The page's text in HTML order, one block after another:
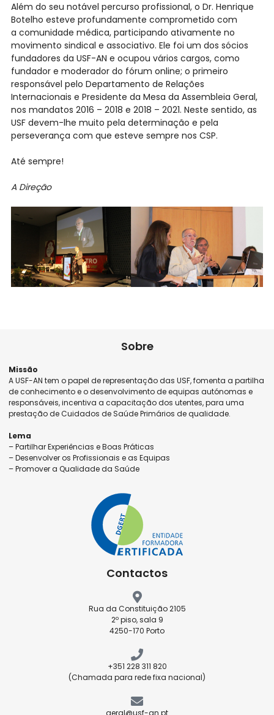
Além do seu notável percurso profissional, o Dr. Henrique
Botelho esteve profundamente comprometido com
a comunidade médica, participando ativamente no
movimento sindical e associativo. Ele foi um dos sócios
fundadores da USF-AN e ocupou vários cargos, como
fundador e moderador do fórum online; o primeiro
responsável pelo Departamento de Relações
Internacionais e Presidente da Mesa da Assembleia Geral,
nos mandatos 2016 – 2018 e 2018 – 2021. Neste sentido, as
USF devem-lhe muito pela determinação e pela
perseverança com que esteve sempre nos CSP.
Até sempre!
A Direção
Sobre
Missão
A USF-AN tem o papel de representação das USF, fomenta a partilha
de conhecimento e o desenvolvimento de equipas autónomas e
responsáveis, incentiva a capacitação dos utentes, para uma
prestação de Cuidados de Saúde Primários de qualidade.
Lema
– Partilhar Experiências e Boas Práticas
– Desenvolver os Profissionais e as Equipas
– Promover a Qualidade da Saúde
Contactos
Rua da Constituição 2105
2º piso, sala 9
4250-170 Porto
+351 228 311 820
(Chamada para rede fixa nacional)
geral@usf-an.pt